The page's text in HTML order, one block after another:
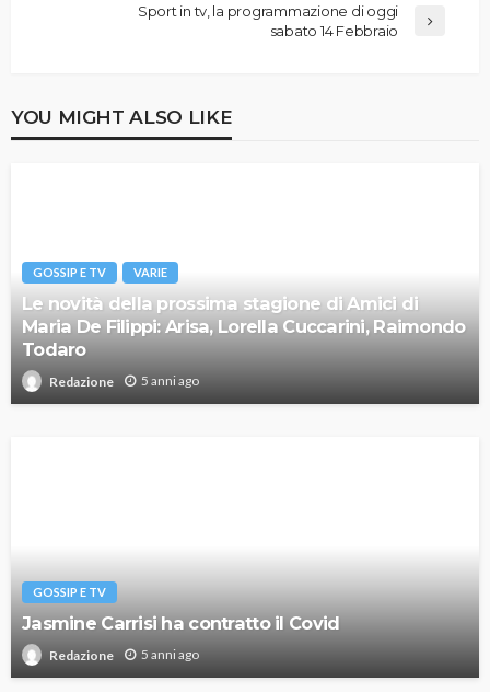
Sport in tv, la programmazione di oggi
sabato 14 Febbraio
YOU MIGHT ALSO LIKE
GOSSIP E TV VARIE
Le novità della prossima stagione di Amici di
Maria De Filippi: Arisa, Lorella Cuccarini, Raimondo
Todaro
Redazione 5 anni ago
GOSSIP E TV
Jasmine Carrisi ha contratto il Covid
Redazione 5 anni ago